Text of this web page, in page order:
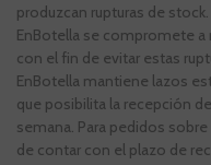
produzcan rupturas de stock.
EnBotella se compromete a
con el fin de evitar estas
EnBotella mantiene lazos
que posibilita la recepción
semana. Para pedidos
de contar con el plazo de